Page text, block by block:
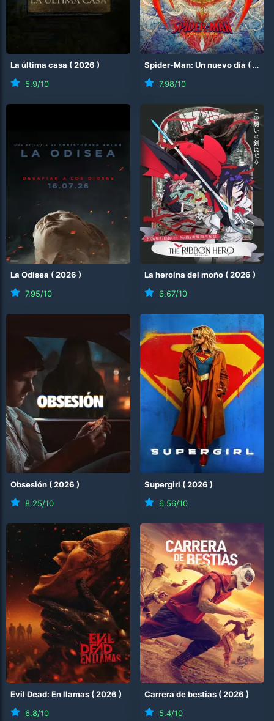
La última casa (2026 )
5.9/10
Spider-Man: Un nuevo día ( 2026
7.98/10
La Odisea (2026 )
7.95/10
La heroína del moño (2026 )
6.67/10
Obsesión (2026 )
8.25/10
Supergirl (2026 )
6.56/10
Evil Dead: En llamas (2026 )
6.8/10
Carrera de bestias (2026 )
5.4/10